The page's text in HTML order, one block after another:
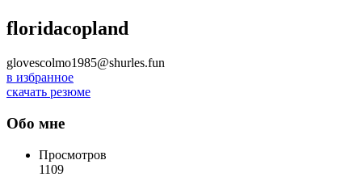
floridacopland
glovescolmo1985@shurles.fun
в избранное
скачать резюме
Обо мне
Просмотров
1109